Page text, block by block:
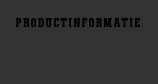
PRODUCTINFORMATIE